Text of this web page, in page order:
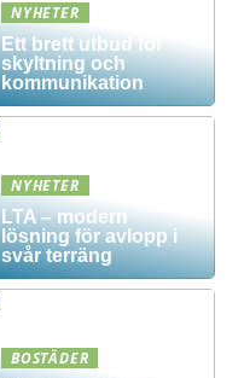
NYHETER
Ett brett utbud för
skyltning och
kommunikation
NYHETER
LTA – modern
lösning för avlopp i
svår terräng
BOSTÄDER